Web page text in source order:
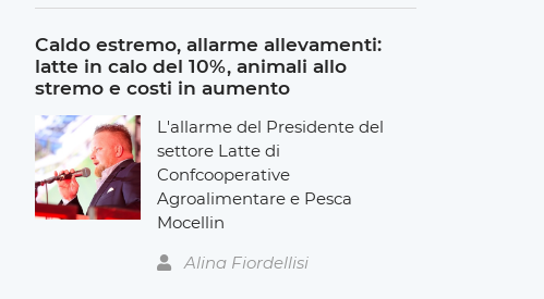
Caldo estremo, allarme allevamenti:
latte in calo del 10%, animali allo
stremo e costi in aumento
L'allarme del Presidente del
settore Latte di
Confcooperative
Agroalimentare e Pesca
Mocellin
Alina Fiordellisi